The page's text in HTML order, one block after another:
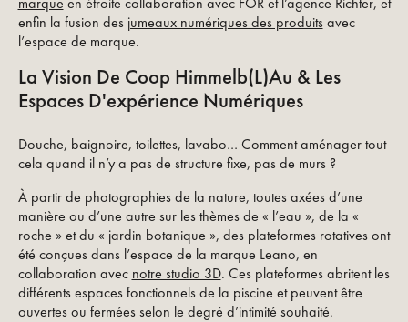
enfin la fusion des jumeaux numériques des produitsavec
l’espace de marque.
La Vision De Coop Himmelb(l)au & Les
Espaces D'expérience Numériques
Douche, baignoire, toilettes, lavabo… Comment aménager tout
cela quand il n’y a pas de structure fixe, pas de murs ?
À partir de photographies de la nature, toutes axées d’une
manière ou d’une autre sur les thèmes de « l’eau », de la «
roche » et du « jardin botanique », des plateformes rotatives ont
été conçues dans l’espace de la marque Leano, en
collaboration avec notre studio 3D. Ces plateformes abritent les
différents espaces fonctionnels de la piscine et peuvent être
ouvertes ou fermées selon le degré d’intimité souhaité.